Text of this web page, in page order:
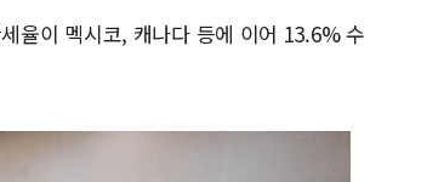
럼프, 쿡 연준 이사 해임 재추진…"26일까지 의혹 소명" 요구
율이 멕시코, 캐나다 등에 이어 13.6% 수